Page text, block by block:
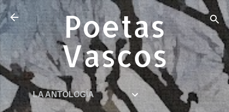
Ir al contenido principal
Poetas
Vascos
LA ANTOLOGÍA